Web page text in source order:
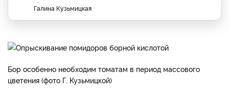
Галина Кузьмицкая
Бор особенно необходим томатам в период массового
цветения (фото Г. Кузьмицкой)